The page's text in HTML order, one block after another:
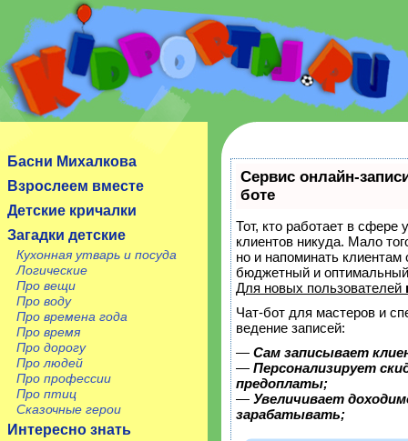
Сайт посвящен детям, их родителям, учителям и
Басни Михалкова
Взрослеем вместе
Детские кричалки
Загадки детские
Кухонная утварь и посуда
Логические
Про вещи
Про воду
Про времена года
Про время
Про дорогу
Про людей
Про профессии
Про птиц
Сказочные герои
Интересно знать
Сервис онлайн-
боте
Тот, кто работает в сфере
клиентов никуда. Мало
но и напоминать
бюджетный и
Для новых пользователей
Чат-бот для мастеров и
ведение записей:
— Сам записывает
— Персонализирует
предоплаты;
— Увеличивает
зарабатывать;